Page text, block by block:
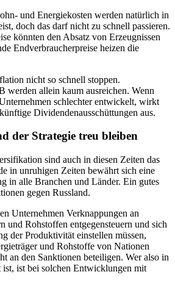
und Energiekosten werden natürlich in
doch das darf nicht zu schnell passieren.
könnten den Absatz von Erzeugnissen
Endverbraucherpreise heizen die
nicht so schnell stoppen.
werden allein kaum ausreichen. Wenn
schlechter entwickelt, wirkt
Dividendenausschüttungen aus.
der Strategie treu bleiben
sind auch in diesen Zeiten das
in unruhigen Zeiten bewährt sich eine
in alle Branchen und Länder. Ein gutes
gegen Russland.
Unternehmen Verknappungen an
und Rohstoffen entgegensteuern und sich
der Produktivität einstellen müssen,
und Rohstoffe von Nationen
an den Sanktionen beteiligen. Wer also in
ist, ist bei solchen Entwicklungen mit